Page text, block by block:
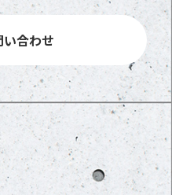
い合わせ